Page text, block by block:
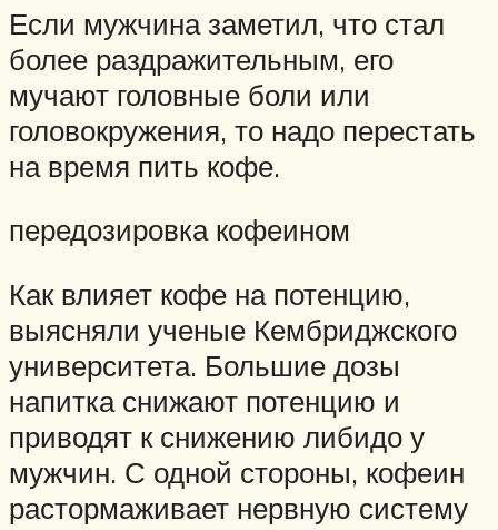
Если мужчина заметил, что стал
более раздражительным, его
мучают головные боли или
головокружения, то надо перестать
на время пить кофе.
передозировка кофеином
Как влияет кофе на потенцию,
выясняли ученые Кембриджского
университета. Большие дозы
напитка снижают потенцию и
приводят к снижению либидо у
мужчин. С одной стороны, кофеин
растормаживает нервную систему